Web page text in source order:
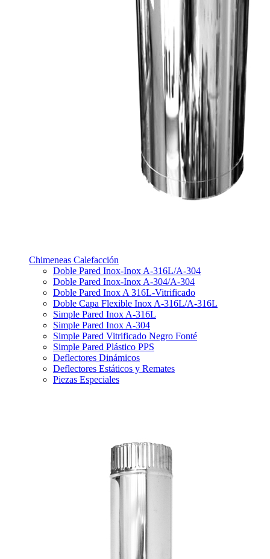
Chimeneas Calefacción
Doble Pared Inox-Inox A-316L/A-304
Doble Pared Inox-Inox A-304/A-304
Doble Pared Inox A 316L-Vitrificado
Doble Capa Flexible Inox A-316L/A-316L
Simple Pared Inox A-316L
Simple Pared Inox A-304
Simple Pared Vitrificado Negro Fonté
Simple Pared Plástico PPS
Deflectores Dinámicos
Deflectores Estáticos y Remates
Piezas Especiales